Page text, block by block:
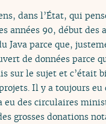
dans l’État, qui
90, début des
Java parce que,
de données parce
sur le sujet et c’était
Il y a toujours eu
eu des circulaires
grosses donations